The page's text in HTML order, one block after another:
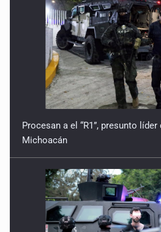
Procesan a el “R1”, presunto
Michoacán